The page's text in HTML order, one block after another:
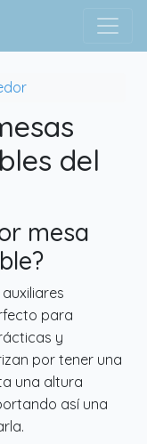
del
mesa
para
y
por tener una
una altura
así una